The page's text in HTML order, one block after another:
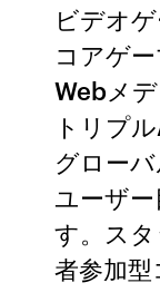
ビデオ
コアゲ
Webメ
トリプ
グロー
ユーザ
す。ス
者参加型